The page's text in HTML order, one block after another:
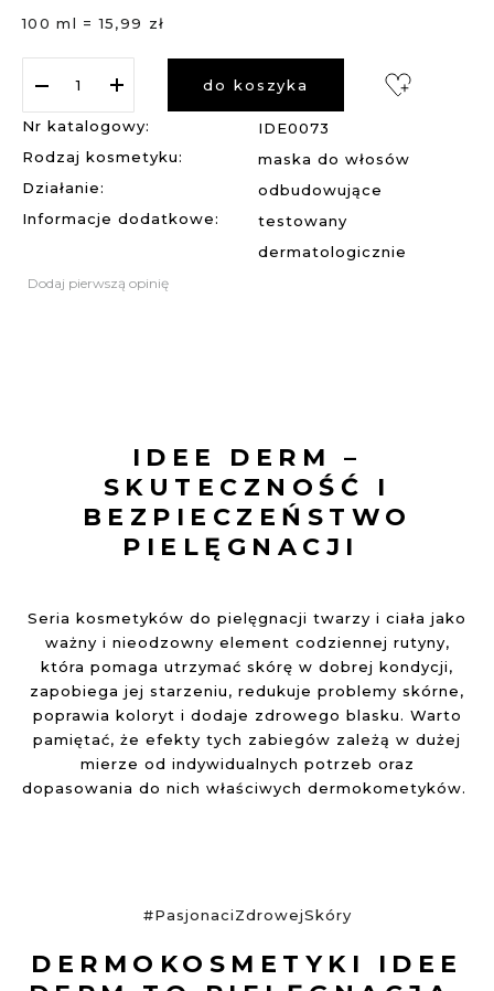
100 ml = 15,99 zł
do koszyka
Nr katalogowy:
IDE0073
Rodzaj kosmetyku:
maska do włosów
Działanie:
odbudowujące
Informacje dodatkowe:
testowany
dermatologicznie
Dodaj pierwszą opinię
IDEE DERM –
SKUTECZNOŚĆ I
BEZPIECZEŃSTWO
PIELĘGNACJI
Seria kosmetyków do pielęgnacji twarzy i ciała jako
ważny i nieodzowny element codziennej rutyny,
która pomaga utrzymać skórę w dobrej kondycji,
zapobiega jej starzeniu, redukuje problemy skórne,
poprawia koloryt i dodaje zdrowego blasku. Warto
pamiętać, że efekty tych zabiegów zależą w dużej
mierze od indywidualnych potrzeb oraz
dopasowania do nich właściwych dermokometyków.
#PasjonaciZdrowejSkóry
DERMOKOSMETYKI IDEE